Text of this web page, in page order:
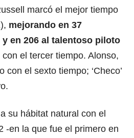
marcó el mejor tiempo
mejorando en 37
en 206 al talentoso piloto
el tercer tiempo. Alonso,
con el sexto tiempo; ‘Checo’
su hábitat natural con el
-en la que fue el primero en